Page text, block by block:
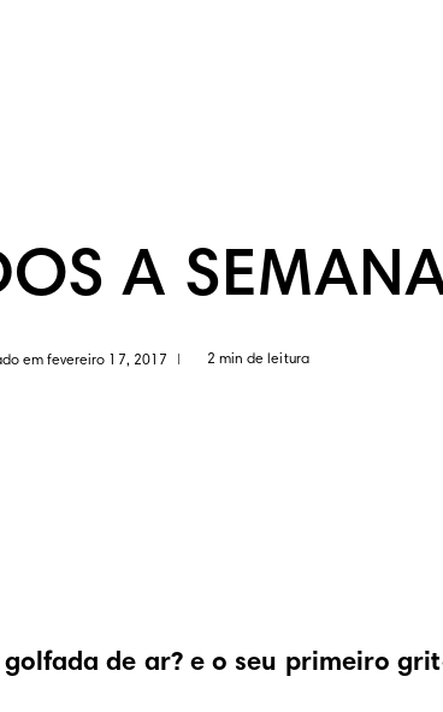
A
em fevereiro 17, 2017 2 min de leitura
de ar? e o seu primeiro